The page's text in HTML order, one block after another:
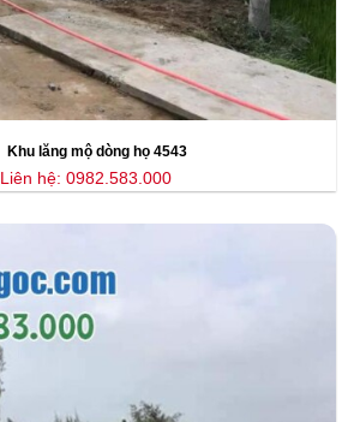
Khu lăng mộ dòng họ 4543
Liên hệ: 0982.583.000